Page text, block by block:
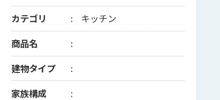
カテゴリ
キッチン
商品名
建物タイプ
家族構成